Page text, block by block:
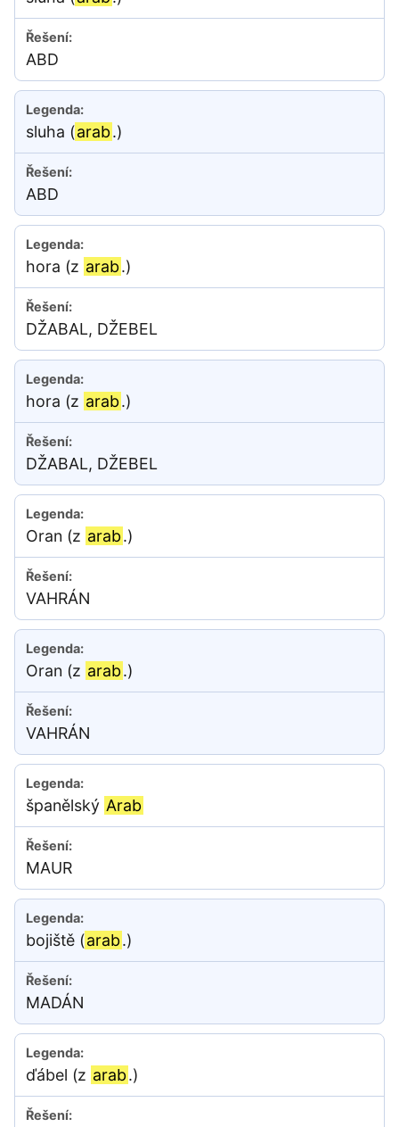
ABD
sluha (arab.)
ABD
hora (z arab.)
DŽABAL, DŽEBEL
hora (z arab.)
DŽABAL, DŽEBEL
Oran (z arab.)
VAHRÁN
Oran (z arab.)
VAHRÁN
španělský Arab
MAUR
bojiště (arab.)
MADÁN
ďábel (z arab.)